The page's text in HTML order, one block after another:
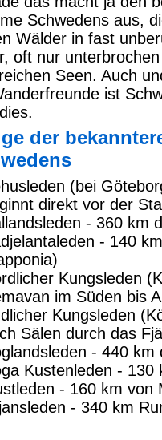
Schwedens aus,
Wälder in fast
oft nur
Seen. Auch
ist
der
(bei
direkt vor der
- 360 km
- 140
Kungsleden
im Süden bis
Kungsleden
Sälen durch das
- 440
Kustenleden - 130
- 160 km von
- 340 km